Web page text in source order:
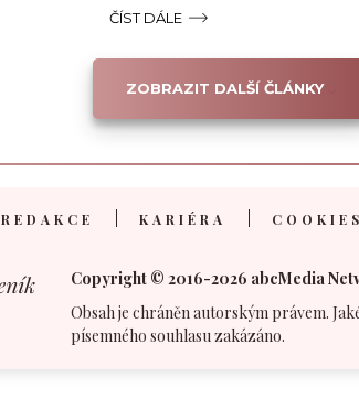
ČÍST DÁLE
ZOBRAZIT DALŠÍ ČLÁNKY
REDAKCE KARIÉRA COOKIES
Copyright © 2016-2026 abcMedia
Obsah je chráněn autorským právem.
písemného souhlasu zakázáno.